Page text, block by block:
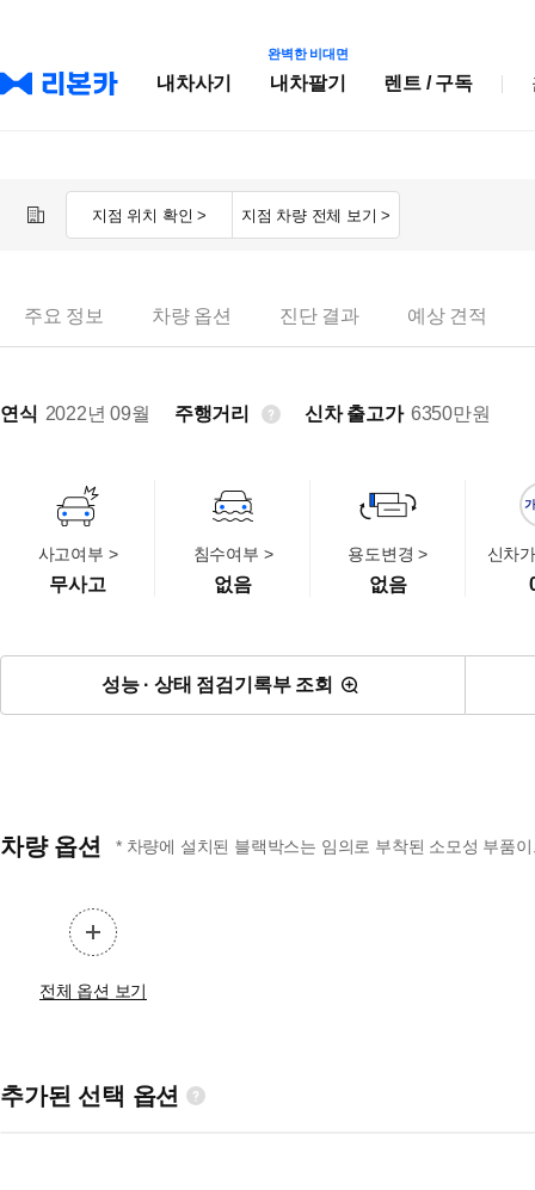
내차사기
완벽한 비대면
내차팔기 렌트 / 구독
지점 위치 확인 > 지점 차량 전체 보기 >
주요 정보 차량 옵션 진단 결과 예상 견적
연식 2022년 09월 주행거리 신차 출고가 6350만원
사고여부 >
무사고
침수여부 >
없음
용도변경 >
없음
신차
성능 · 상태 점검기록부 조회
차량 옵션 * 차량에 설치된 블랙박스는 임의로 부착된 소모성 부품
전체 옵션 보기
추가된 선택 옵션